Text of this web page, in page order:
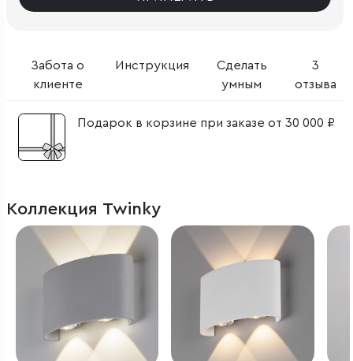
Забота о
клиенте
Инструкция
Сделать
умным
3
отзыва
Подарок в корзине при заказе от 30 000 ₽
Коллекция Twinky